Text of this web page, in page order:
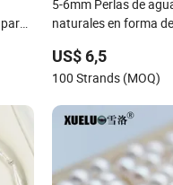
5-6mm Perlas de
naturales en forma
US$ 6,5
100 Strands (MOQ)